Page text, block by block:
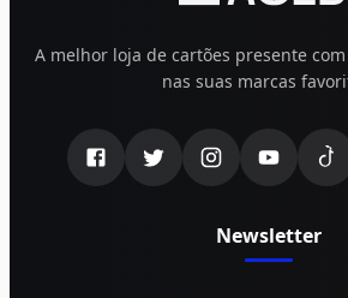
A melhor loja de cartões presente
nas suas marcas
Newsletter